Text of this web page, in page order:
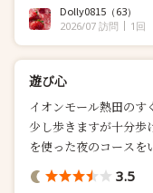
Dolly0815 （63）
2026/07 訪問
1回
遊び心
イオンモール熱田のす
少し歩きますが十分歩
3.5